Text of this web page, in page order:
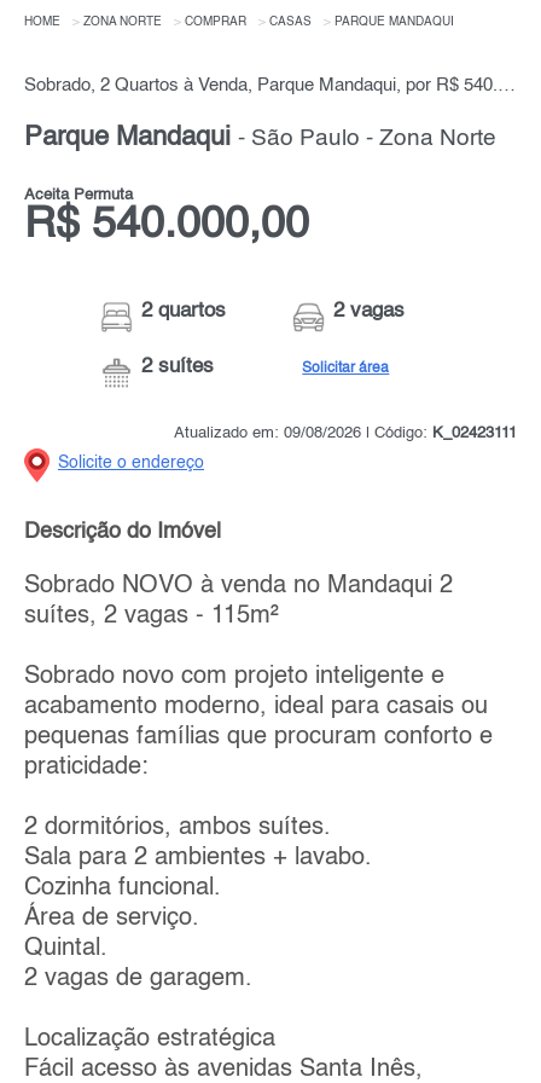
HOME ZONA NORTE COMPRAR CASAS PARQUE MANDAQUI
Sobrado, 2 Quartos à Venda, Parque Mandaqui, por R$ 540.000,00
Parque Mandaqui - São Paulo - Zona Norte
Aceita Permuta
R$ 540.000,00
2 quartos
2 suítes
2 vagas
Solicitar área
Atualizado em: 09/08/2026 | Código: K_02423111
Solicite o endereço
Descrição do Imóvel
Sobrado NOVO à venda no Mandaqui 2
suítes, 2 vagas - 115m²
Sobrado novo com projeto inteligente e
acabamento moderno, ideal para casais ou
pequenas famílias que procuram conforto e
praticidade:
2 dormitórios, ambos suítes.
Sala para 2 ambientes + lavabo.
Cozinha funcional.
Área de serviço.
Quintal.
2 vagas de garagem.
Localização estratégica
Fácil acesso às avenidas Santa Inês,